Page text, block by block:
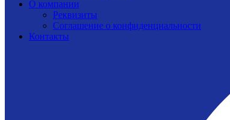
О компании
Реквизиты
Соглашение о конфиденциальности
Контакты